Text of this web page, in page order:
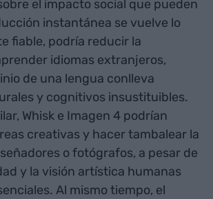
el impacto social que pueden
instantánea se vuelve lo
fiable, podría reducir la
idiomas extranjeros,
de una lengua conlleva
y cognitivos insustituibles.
Whisk e Imagen 4 podrían
creativas y hacer tambalear la
o fotógrafos, a pesar de
y la visión artística humanas
Al mismo tiempo, el